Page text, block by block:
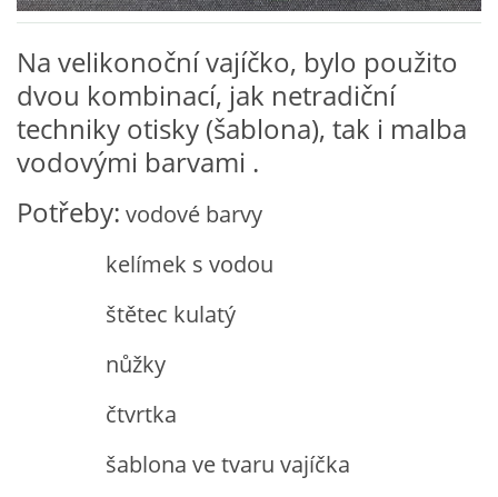
VZDĚLÁVACÍ BLOK LISTOPAD
VZDĚLÁVACÍ BLOK PROSINEC
VZDĚLÁVACÍ BLOK LEDEN
VZDĚLÁVACÍ BLOK ÚNOR
VZDĚLÁVACÍ BLOK DUBEN
VÝTVARNÉ TECHNIKY
Na velikonoční vajíčko, bylo použito
dvou kombinací, jak netradiční
techniky otisky (šablona), tak i malba
vodovými barvami .
Potřeby: vodové barvy
kelímek s vodou
štětec kulatý
nůžky
čtvrtka
šablona ve tvaru vajíčka